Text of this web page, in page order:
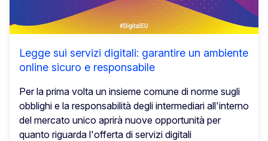
Legge sui servizi digitali: garantire un ambiente
online sicuro e responsabile
Per la prima volta un insieme comune di norme sugli
obblighi e la responsabilità degli intermediari all'interno
del mercato unico aprirà nuove opportunità per
quanto riguarda l'offerta di servizi digitali